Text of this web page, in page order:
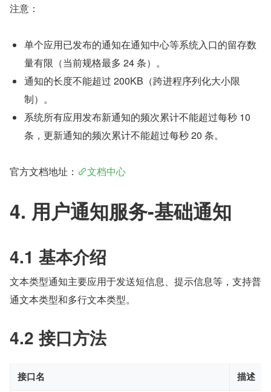
注意：
单个应用已发布的通知在通知中心等系统入口的留存数
量有限（当前规格最多 24 条）。
通知的长度不能超过 200KB（跨进程序列化大小限
制）。
系统所有应用发布新通知的频次累计不能超过每秒 10
条，更新通知的频次累计不能超过每秒 20 条。
官方文档地址： 文档中心
4. 用户通知服务-基础通知
4.1 基本介绍
文本类型通知主要应用于发送短信息、提示信息等，支持普
通文本类型和多行文本类型。
4.2 接口方法
接口名 描述